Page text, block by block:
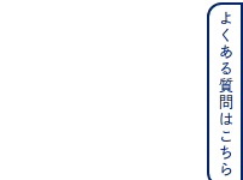
よくある質問はこちら